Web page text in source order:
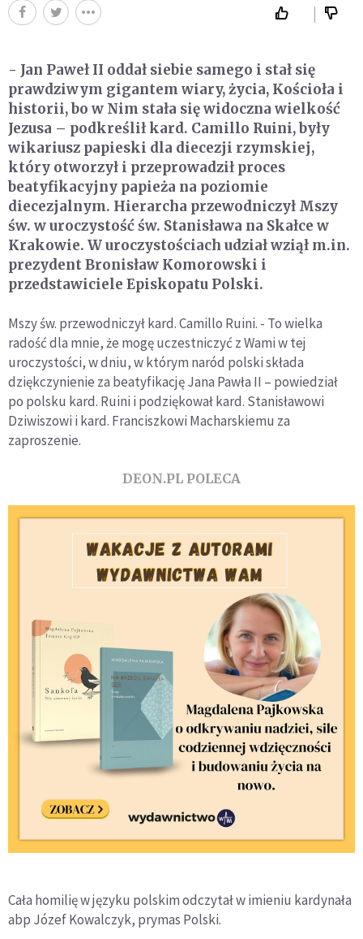
- Jan Paweł II oddał siebie samego i stał się
prawdziwym gigantem wiary, życia, Kościoła i
historii, bo w Nim stała się widoczna wielkość
Jezusa – podkreślił kard. Camillo Ruini, były
wikariusz papieski dla diecezji rzymskiej,
który otworzył i przeprowadził proces
beatyfikacyjny papieża na poziomie
diecezjalnym. Hierarcha przewodniczył Mszy
św. w uroczystość św. Stanisława na Skałce w
Krakowie. W uroczystościach udział wziął m.in.
prezydent Bronisław Komorowski i
przedstawiciele Episkopatu Polski.
Mszy św. przewodniczył kard. Camillo Ruini. - To wielka
radość dla mnie, że mogę uczestniczyć z Wami w tej
uroczystości, w dniu, w którym naród polski składa
dziękczynienie za beatyfikację Jana Pawła II – powiedział
po polsku kard. Ruini i podziękował kard. Stanisławowi
Dziwiszowi i kard. Franciszkowi Macharskiemu za
zaproszenie.
DEON.PL POLECA
Cała homilię w języku polskim odczytał w imieniu kardynała
abp Józef Kowalczyk, prymas Polski.